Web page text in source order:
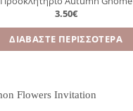
3.50€
ΔΙΑΒΆΣΤΕ ΠΕΡΙΣΣΌΤΕΡΑ